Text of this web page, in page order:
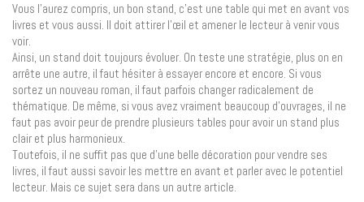
Vous l’aurez compris, un bon stand, c’est une table qui met en avant vos
livres et vous aussi. Il doit attirer l’œil et amener le lecteur à venir vous
voir.
Ainsi, un stand doit toujours évoluer. On teste une stratégie, plus on en
arrête une autre, il faut hésiter à essayer encore et encore. Si vous
sortez un nouveau roman, il faut parfois changer radicalement de
thématique. De même, si vous avez vraiment beaucoup d’ouvrages, il ne
faut pas avoir peur de prendre plusieurs tables pour avoir un stand plus
clair et plus harmonieux.
Toutefois, il ne suffit pas que d’une belle décoration pour vendre ses
livres, il faut aussi savoir les mettre en avant et parler avec le potentiel
lecteur. Mais ce sujet sera dans un autre article.